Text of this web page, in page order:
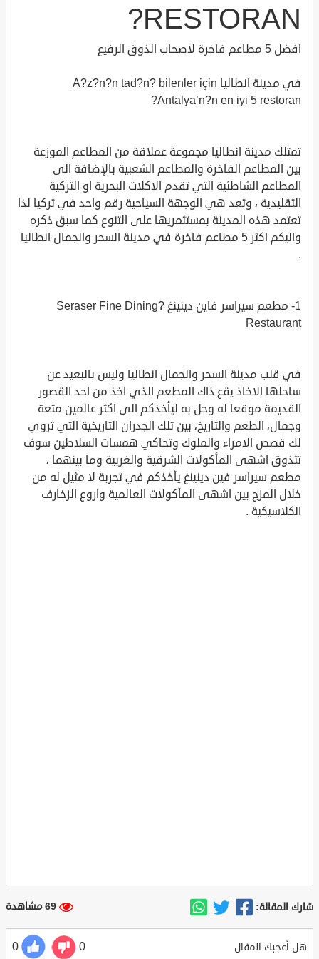
RESTORAN?
افضل 5 مطاعم فاخرة لاصحاب الذوق الرفيع
في مدينة انطاليا A?z?n?n tad?n? bilenler için
Antalya’n?n en iyi 5 restoran?
تمتلك مدينة انطاليا مجموعة عملاقة من المطاعم الموزعة
بين المطاعم الفاخرة والمطاعم الشعبية بالإضافة الى
المطاعم الشاطئية التي تقدم الاكلات البحرية او التركية
التقليدية ، وتعد هي الوجهة السياحية رقم واحد في تركيا لذا
تعتمد هذه المدينة بمستثمريها على التنوع كما سبق ذكره
واليكم اكثر 5 مطاعم فاخرة في مدينة السحر والجمال انطاليا
.
1- مطعم سيراسر فاين دينينغ ?Seraser Fine Dining
Restaurant
في قلب مدينة السحر والجمال انطاليا وليس بالبعيد عن
ساحلها الاخاذ يقع ذاك المطعم الذي اخذ من احد القصور
القديمة موقعا له وحل به ليأخذكم الى اكثر عالمين متعة
وجمال، الطعم والتاريخ، بين تلك الجدران التاريخية التي تروي
لك قصص الامراء والملوك وتحاكي همسات السلاطين سوف
تتذوق اشهى المأكولات الشرقية والغربية وما بينهما ،
مطعم سيراسر فين دينينغ يأخذكم في تجربة لا مثيل له من
خلال المزج بين اشهى المأكولات العالمية واروع الزخارف
الكلاسيكية .
شارك المقالة: 69 مشاهدة
هل أعجبك المقال 0
0